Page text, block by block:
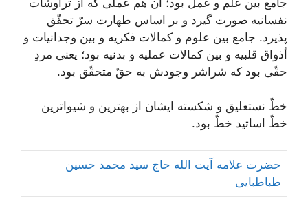
نفسانیه صورت گیرد و بر اساس طهارت سرّ تحقّق
پذیرد. جامع بین علوم و كمالات فكریه و بین وجدانیات و
أذواق قلبیه و بین كمالات عملیه و بدنیه بود؛ یعنى مردِ
حقّى بود كه شراشر وجودش به حقّ متحقّق بود.
خطّ نستعلیق و شكسته ایشان از بهترین و شیواترین
خطّ اساتید خطّ بود.
حضرت علامه آیت الله حاج سید محمد حسین
طباطبایی